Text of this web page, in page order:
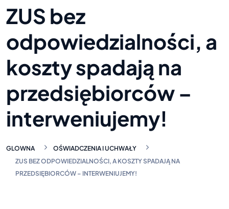
ZUS bez
odpowiedzialności, a
koszty spadają na
przedsiębiorców –
interweniujemy!
GLOWNA
OŚWIADCZENIA I UCHWAŁY
ZUS BEZ ODPOWIEDZIALNOŚCI, A KOSZTY SPADAJĄ NA
PRZEDSIĘBIORCÓW – INTERWENIUJEMY!